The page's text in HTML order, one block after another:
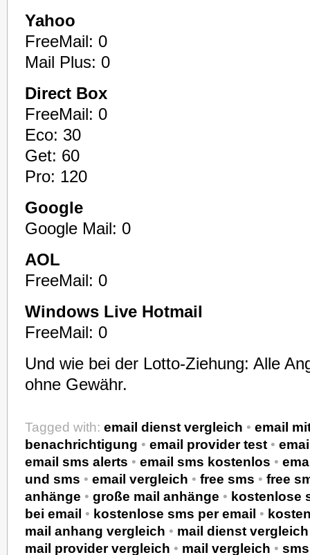
Yahoo
FreeMail: 0
Mail Plus: 0
Direct Box
FreeMail: 0
Eco: 30
Get: 60
Pro: 120
Google
Google Mail: 0
AOL
FreeMail: 0
Windows Live Hotmail
FreeMail: 0
Und wie bei der Lotto-Ziehung: Alle
ohne Gewähr.
Tagged with: email dienst vergleich • email
benachrichtigung • email provider test •
email sms alerts • email sms kostenlos •
und sms • email vergleich • free sms • free
anhänge • große mail anhänge • kostenlose
bei email • kostenlose sms per email •
mail anhang vergleich • mail dienst vergleich
mail provider vergleich • mail vergleich •